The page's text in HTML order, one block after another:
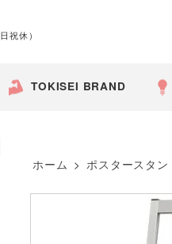
祝休）
TOKISEI BRAND
ホーム > ポスタースタン